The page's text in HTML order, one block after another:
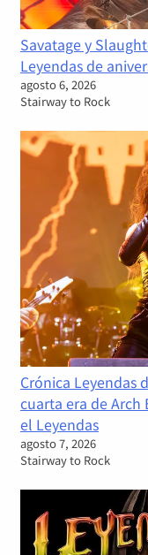
Savatage y
Leyendas de
agosto 6, 2026
Stairway to Rock
Crónica Leyendas
cuarta era de Arch
el Leyendas
agosto 7, 2026
Stairway to Rock